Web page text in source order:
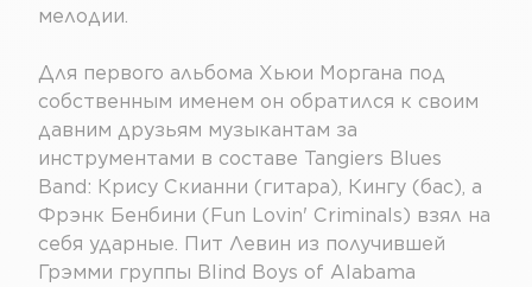
мелодии.
Для первого альбома Хьюи Моргана под
собственным именем он обратился к своим
давним друзьям музыкантам за
инструментами в составе Tangiers Blues
Band: Крису Скианни (гитара), Кингу (бас), а
Фрэнк Бенбини (Fun Lovin' Criminals) взял на
себя ударные. Пит Левин из получившей
Грэмми группы Blind Boys of Alabama